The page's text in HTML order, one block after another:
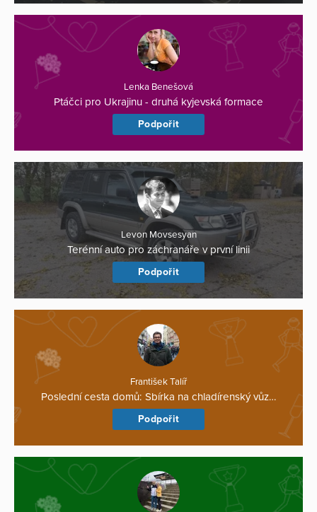
Lenka Benešová
Ptáčci pro Ukrajinu - druhá kyjevská formace
Podpořit
Levon Movsesyan
Terénní auto pro záchranáře v první linii
Podpořit
František Talíř
Poslední cesta domů: Sbírka na chladírenský vůz…
Podpořit